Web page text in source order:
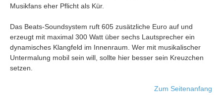
Musikfans eher Pflicht als Kür.
Das Beats-Soundsystem ruft 605 zusätzliche Euro auf und
erzeugt mit maximal 300 Watt über sechs Lautsprecher ein
dynamisches Klangfeld im Innenraum. Wer mit musikalischer
Untermalung mobil sein will, sollte hier besser sein Kreuzchen
setzen.
Zum Seitenanfang